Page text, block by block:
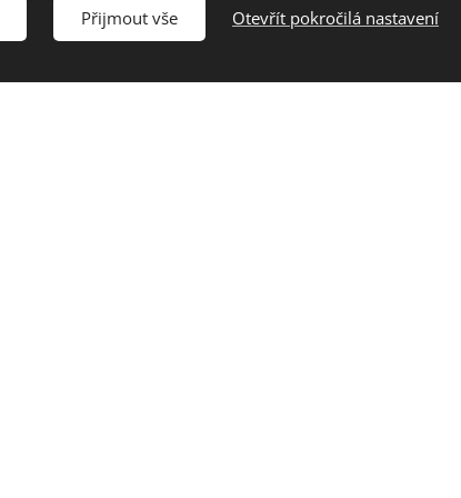
Přijmout vše Otevřít pokročilá nastavení